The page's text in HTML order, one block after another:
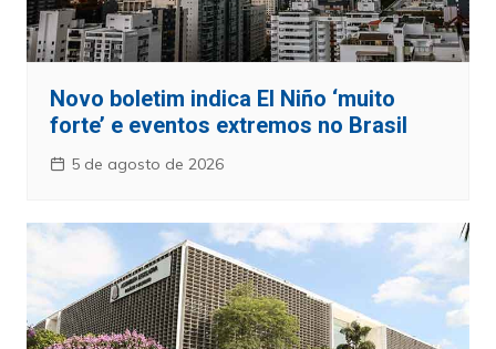
Novo boletim indica El Niño ‘muito
forte’ e eventos extremos no Brasil
5 de agosto de 2026